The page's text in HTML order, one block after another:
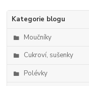
Kategorie blogu
Moučníky
Cukroví, sušenky
Polévky